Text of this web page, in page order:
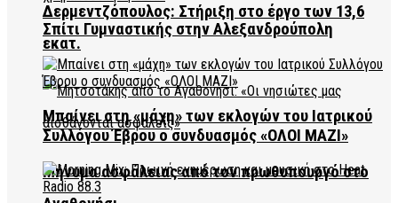
Δερμεντζόπουλος: Στήριξη στο έργο των 13,6
εκατ.
Μήνυμα ασφάλειας από τον πρωθυπουργό στο
Σπίτι Γυμναστικής στην Αλεξανδρούπολη
Μπαίνει στη «μάχη» των εκλογών του Ιατρικού
Συλλόγου Έβρου ο συνδυασμός «ΟΛΟΙ ΜΑΖΙ»